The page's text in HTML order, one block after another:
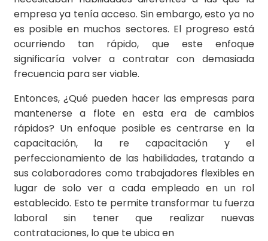
empresa ya tenía acceso. Sin embargo, esto ya no
es posible en muchos sectores. El progreso está
ocurriendo tan rápido, que este enfoque
significaría volver a contratar con demasiada
frecuencia para ser viable.
Entonces, ¿Qué pueden hacer las empresas para
mantenerse a flote en esta era de cambios
rápidos? Un enfoque posible es centrarse en la
capacitación, la re capacitación y el
perfeccionamiento de las habilidades, tratando a
sus colaboradores como trabajadores flexibles en
lugar de solo ver a cada empleado en un rol
establecido. Esto te permite transformar tu fuerza
laboral sin tener que realizar nuevas
contrataciones, lo que te ubica en